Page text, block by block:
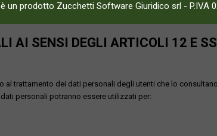
un prodotto Zucchetti Software Giuridico srl - P.IVA
AI SENSI DEGLI ARTICOLI 12 E
trattamento dei dati personali degli utenti che lo
personali potranno essere utilizzati per: